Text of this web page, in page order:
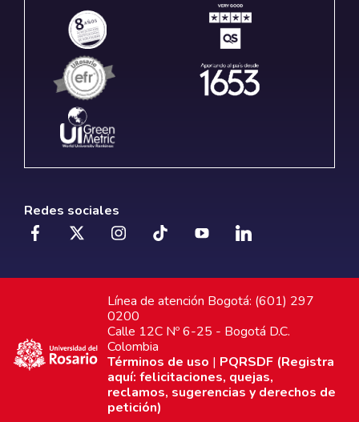
Redes sociales
Línea de atención Bogotá: (601) 297
0200
Calle 12C Nº 6-25 - Bogotá D.C.
Colombia
Términos de uso | PQRSDF (Registra
aquí: felicitaciones, quejas,
reclamos, sugerencias y derechos de
petición)